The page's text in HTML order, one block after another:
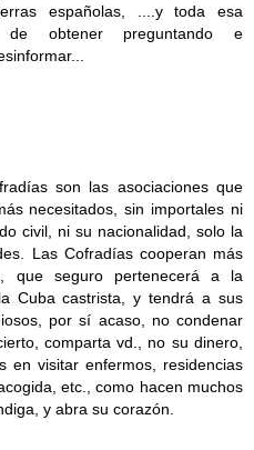
españolas, ....y toda esa
obtener preguntando e
son las asociaciones que
necesitados, sin importales ni
civil, ni su nacionalidad, solo la
Las Cofradías cooperan más
que seguro pertenecerá a la
Cuba castrista, y tendrá a sus
por sí acaso, no condenar
comparta vd., no su dinero,
en visitar enfermos, residencias
etc., como hacen muchos
y abra su corazón.